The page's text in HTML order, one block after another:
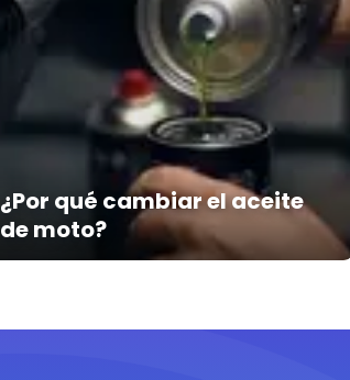
¿Por qué cambiar el aceite
de moto?